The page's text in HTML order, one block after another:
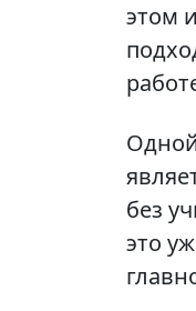
этом
без
это